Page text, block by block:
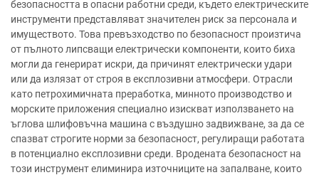
безопасността в опасни работни среди, където електрическите
инструменти представляват значителен риск за персонала и
имуществото. Това превъзходство по безопасност произтича
от пълното липсващи електрически компоненти, които биха
могли да генерират искри, да причинят електрически удари
или да излязат от строя в експлозивни атмосфери. Отрасли
като петрохимичната преработка, минното производство и
морските приложения специално изискват използването на
ъглова шлифовъчна машина с въздушно задвижване, за да се
спазват строгите норми за безопасност, регулиращи работата
в потенциално експлозивни среди. Вродената безопасност на
този инструмент елиминира източниците на запалване, които